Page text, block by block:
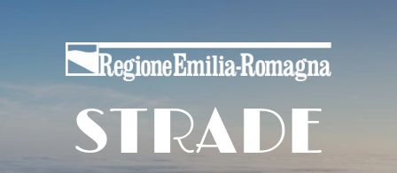
STRADE